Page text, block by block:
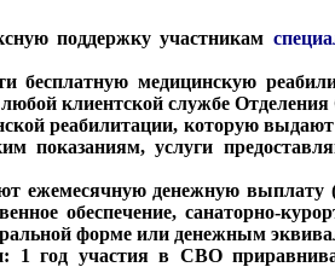
поддержку участникам
медицинскую
клиентской службе
реабилитации, которую
показаниям, услуги
ежемесячную денежную
обеспечение, санаторно-
форме или денежным
год участия в СВО